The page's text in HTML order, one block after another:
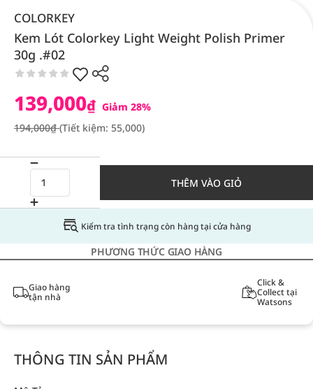
COLORKEY
Kem Lót Colorkey Light Weight Polish Primer
30g .#02
139,000₫ Giảm 28%
194,000₫(Tiết kiệm: 55,000)
THÊM VÀO GIỎ
Kiểm tra tình trạng còn hàng tại cửa hàng
PHƯƠNG THỨC GIAO HÀNG
Giao hàng
tận nhà
Click &
Collect tại
Watsons
THÔNG TIN SẢN PHẨM